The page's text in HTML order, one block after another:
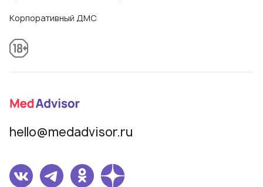
Корпоративный ДМС
hello@medadvisor.ru